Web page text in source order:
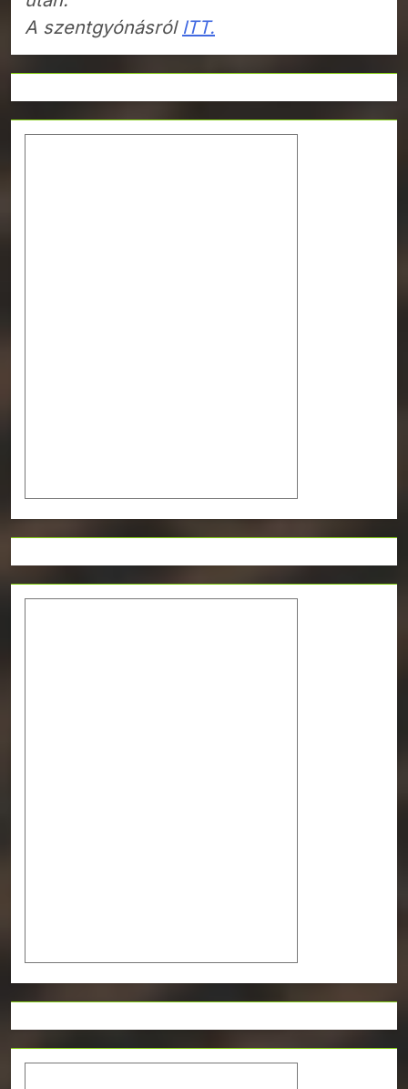
A szentgyónásról ITT.